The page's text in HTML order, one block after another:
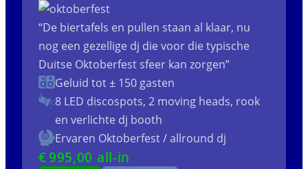
“De biertafels en pullen staan al klaar, nu
nog een gezellige dj die voor die typische
Duitse Oktoberfest sfeer kan zorgen”
Geluid tot ± 150 gasten
8 LED discospots, 2 moving heads, rook
en verlichte dj booth
Ervaren Oktoberfest / allround dj
€995,00 all-in